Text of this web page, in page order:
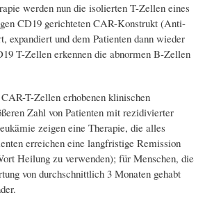
werden nun die isolierten T-Zellen eines
CD19 gerichteten CAR-Konstrukt (Anti-
expandiert und dem Patienten dann wieder
T-Zellen erkennen die abnormen B-Zellen
T-Zellen erhobenen klinischen
Zahl von Patienten mit rezidivierter
zeigen eine Therapie, die alles
erreichen eine langfristige Remission
Heilung zu verwenden); für Menschen, die
von durchschnittlich 3 Monaten gehabt